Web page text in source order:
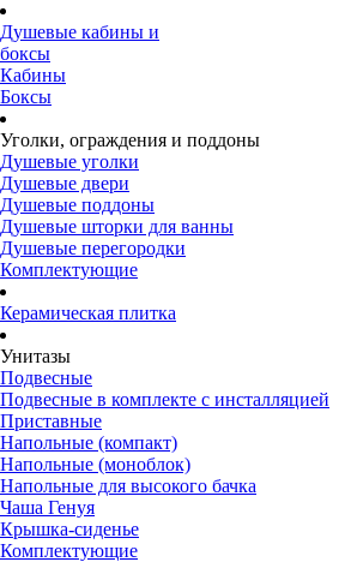
Душевые кабины и
боксы
Кабины
Боксы
Уголки, ограждения и поддоны
Душевые уголки
Душевые двери
Душевые поддоны
Душевые шторки для ванны
Душевые перегородки
Комплектующие
Керамическая плитка
Унитазы
Подвесные
Подвесные в комплекте с инсталляцией
Приставные
Напольные (компакт)
Напольные (моноблок)
Напольные для высокого бачка
Чаша Генуя
Крышка-сиденье
Комплектующие